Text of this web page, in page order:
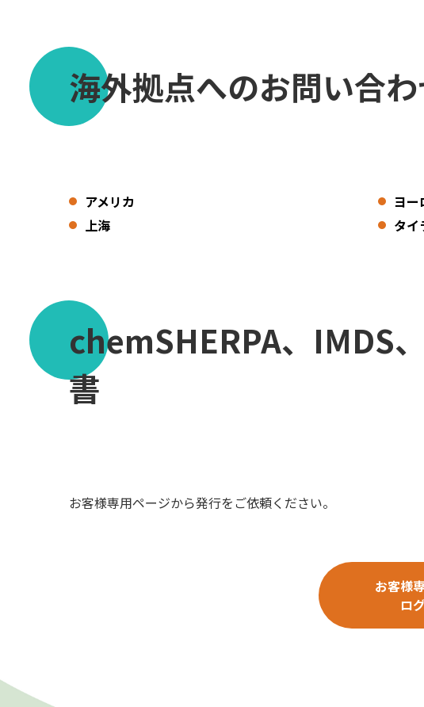
海外拠点へのお問い合
アメリカ ヨー
上海
タイ
chemSHERPA、IMDS
書
お客様専用ページから発行をご依頼ください。
お客様
ロ